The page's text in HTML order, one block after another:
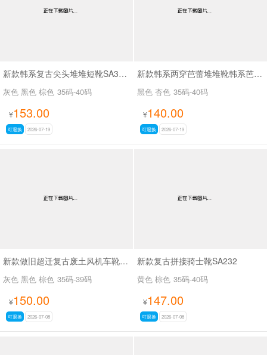
新款韩系复古尖头堆堆短靴SA3050-2
灰色 黑色 棕色 35码-40码
¥153.00
可退换 2026-07-19
新款韩系两穿芭蕾堆堆靴韩系芭蕾两穿靴SA3030
黑色 杏色 35码-40码
¥140.00
可退换 2026-07-19
新款做旧超迁复古废土风机车靴SA8036
灰色 黑色 棕色 35码-39码
¥150.00
可退换 2026-07-08
新款复古拼接骑士靴SA232
黄色 棕色 35码-40码
¥147.00
可退换 2026-07-08